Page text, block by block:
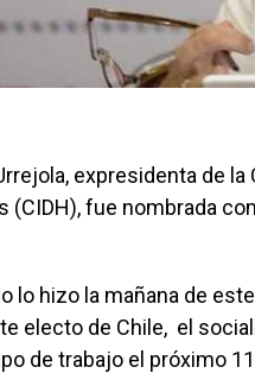
expresidenta de
(CIDH), fue nombrada
lo hizo la mañana de
electo de Chile, el
de trabajo el próximo